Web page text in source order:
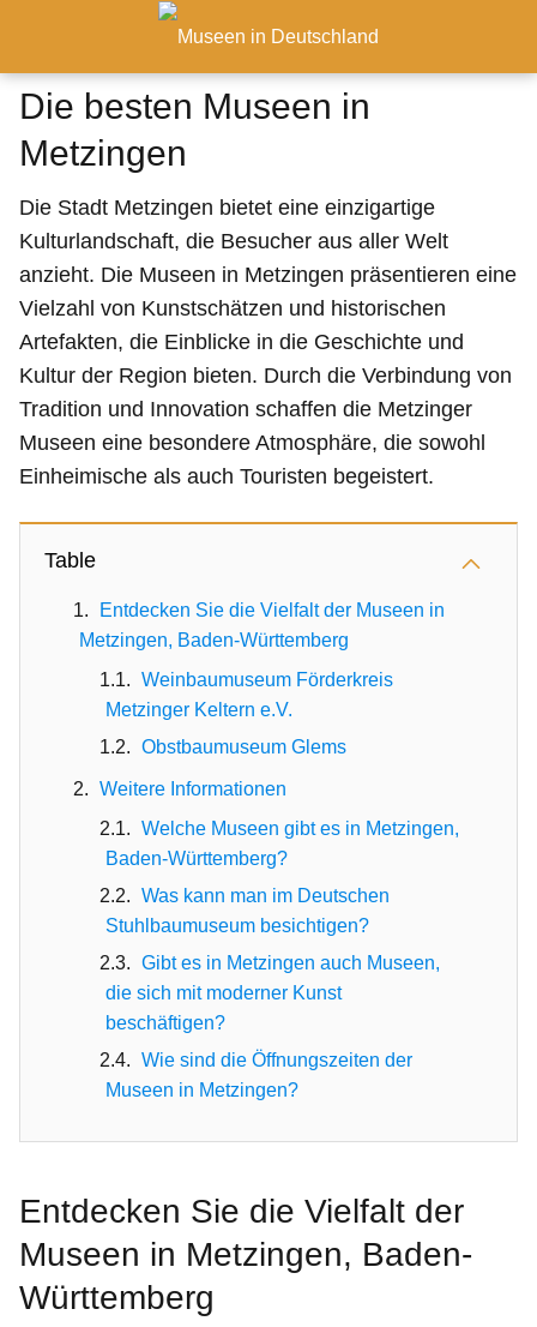
Die besten Museen in
Metzingen
Die Stadt Metzingen bietet eine einzigartige
Kulturlandschaft, die Besucher aus aller Welt
anzieht. Die Museen in Metzingen präsentieren eine
Vielzahl von Kunstschätzen und historischen
Artefakten, die Einblicke in die Geschichte und
Kultur der Region bieten. Durch die Verbindung von
Tradition und Innovation schaffen die Metzinger
Museen eine besondere Atmosphäre, die sowohl
Einheimische als auch Touristen begeistert.
Table
Entdecken Sie die Vielfalt der Museen in
Metzingen, Baden-Württemberg
Weinbaumuseum Förderkreis
Metzinger Keltern e.V.
Obstbaumuseum Glems
Weitere Informationen
Welche Museen gibt es in Metzingen,
Baden-Württemberg?
Was kann man im Deutschen
Stuhlbaumuseum besichtigen?
Gibt es in Metzingen auch Museen,
die sich mit moderner Kunst
beschäftigen?
Wie sind die Öffnungszeiten der
Museen in Metzingen?
Entdecken Sie die Vielfalt der
Museen in Metzingen, Baden-
Württemberg